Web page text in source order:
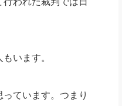
います。
ています。つまり